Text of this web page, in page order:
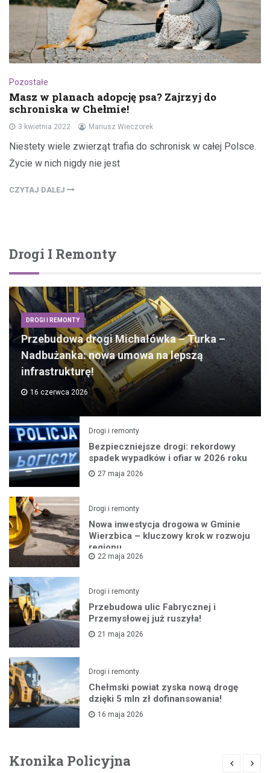
Pozostałe
Masz w planach adopcję psa? Zajrzyj do
schroniska w Chełmie!
3 kwietnia 2022 Mariusz Wieczorek
Niestety wiele zwierząt trafia do schronisk w całej Polsce.
Życie w nich nigdy nie jest
CZYTAJ DALEJ
Drogi I Remonty
DROGI I REMONTY
Przebudowa drogi Michałówka – Turka –
Nadbużanka: nowa umowa na lepszą
infrastrukturę!
16 czerwca 2026
Drogi i remonty
Bezpieczniejsze drogi: rekordowy
spadek wypadków i ofiar w 2026 roku
27 maja 2026
Drogi i remonty
Nowa inwestycja drogowa w Gminie
Wierzbica – kluczowy krok w rozwoju
regionu
22 maja 2026
Drogi i remonty
Przebudowa ulic Fabrycznej i
Przemysłowej już ruszyła!
21 maja 2026
Drogi i remonty
Chełmski powiat zyska nową drogę
dzięki 5 mln zł dofinansowania!
16 maja 2026
Kronika Policyjna